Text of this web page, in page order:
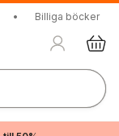
• Billiga böcker